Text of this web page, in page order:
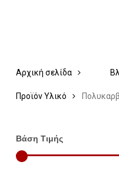
Αρχική σελίδα
Προϊόν Υλικό
Βάση Τιμής